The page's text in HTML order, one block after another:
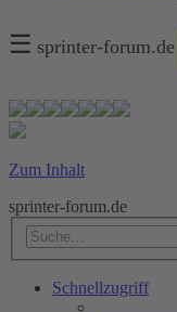
☰ sprinter-forum.de
Zum Inhalt
sprinter-forum.de
Schnellzugriff